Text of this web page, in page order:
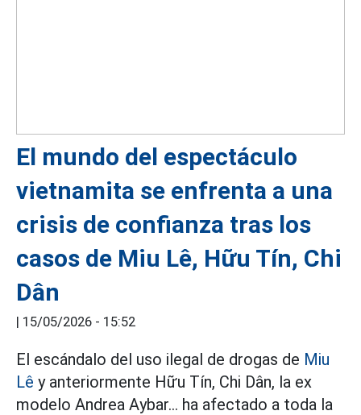
El mundo del espectáculo
vietnamita se enfrenta a una
crisis de confianza tras los
casos de Miu Lê, Hữu Tín, Chi
Dân
| 15/05/2026 - 15:52
El escándalo del uso ilegal de drogas de Miu
Lê y anteriormente Hữu Tín, Chi Dân, la ex
modelo Andrea Aybar... ha afectado a toda la